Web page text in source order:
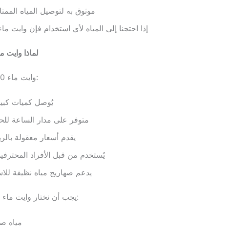
موثوق به لتوصيل المياه
إذا احتجنا إلى المياه لأي استخدام فإن وايت
لماذا وايت ماء 30 طن
وايت ماء 30 طن شائع لأنه:
يُوصل كميات
متوفر على مدار الساعة
يقدم أسعار معقولة
يُستخدم من قبل الأفراد
يدعم صهاريج مياه نظيفة
يجب أن نختار وايت ماء 30 طن إذا أردنا:
مياه